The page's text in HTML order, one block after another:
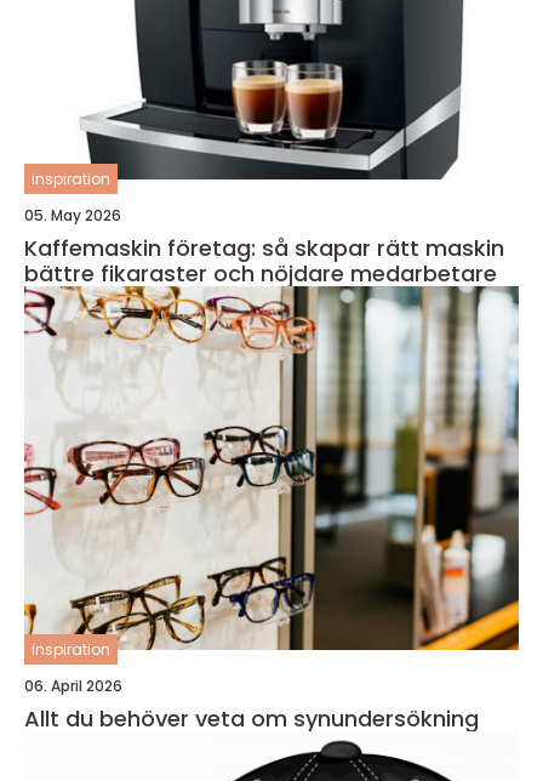
inspiration
05. May 2026
Kaffemaskin företag: så skapar rätt maskin
bättre fikaraster och nöjdare medarbetare
inspiration
06. April 2026
Allt du behöver veta om synundersökning